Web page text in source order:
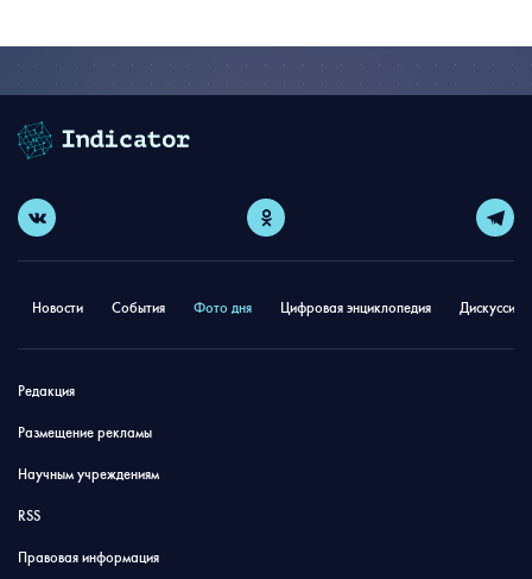
Новости События Фото дня Цифровая энциклопедия
Редакция
Размещение рекламы
Научным учреждениям
RSS
Правовая информация